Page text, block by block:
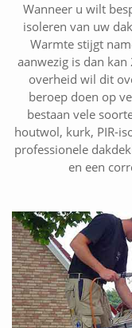
Wanneer u wilt
isoleren van uw
Warmte stijgt
aanwezig is dan
overheid wil dit
beroep doen op
bestaan vele
houtwol, kurk, PIR-
professionele
en een